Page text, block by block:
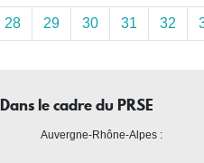
28 29 30 31 32
Dans le cadre du PRSE
Auvergne-Rhône-Alpes :